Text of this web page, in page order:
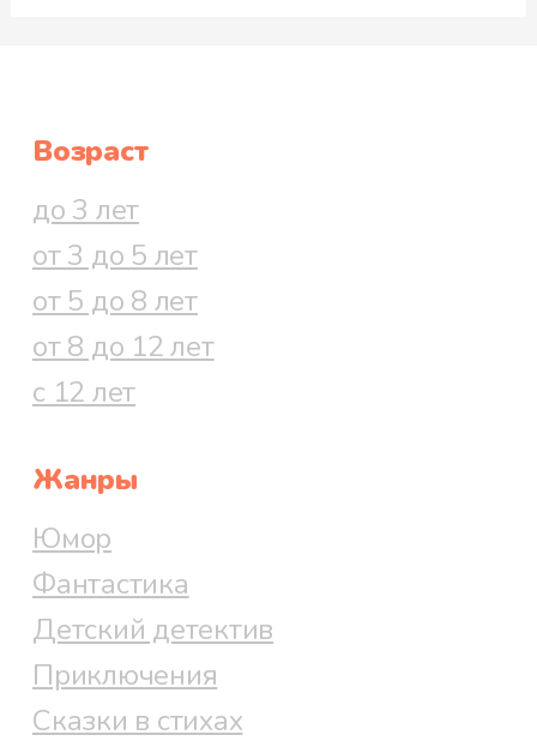
Возраст
до 3 лет
от 3 до 5 лет
от 5 до 8 лет
от 8 до 12 лет
с 12 лет
Жанры
Юмор
Фантастика
Детский детектив
Приключения
Сказки в стихах